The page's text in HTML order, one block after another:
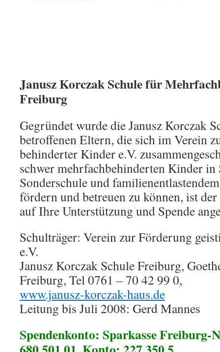
Janusz Korczak Schule für
Freiburg
Gegründet wurde die Janusz Korczak
betroffenen Eltern, die sich im Verein
behinderter Kinder e.V.
schwer mehrfachbehinderten Kinder
Sonderschule und
fördern und betreuen zu können, ist
auf Ihre Unterstützung und Spende
Schulträger: Verein zur Förderung
e.V.
Janusz Korczak Schule Freiburg,
Freiburg, Tel 0761 – 70 42 99 0,
www.janusz-korczak-haus.de
Leitung bis Juli 2008: Gerd Mannes
Spendenkonto: Sparkasse